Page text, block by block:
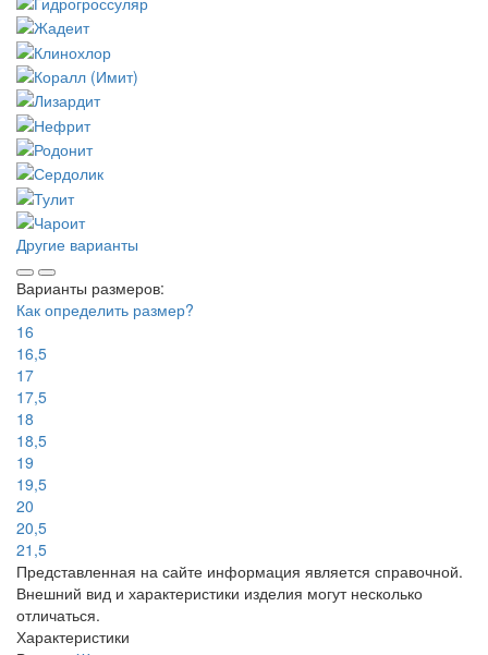
Другие варианты
Варианты размеров:
Как определить размер?
16
16,5
17
17,5
18
18,5
19
19,5
20
20,5
21,5
Представленная на сайте информация является справочной.
Внешний вид и характеристики изделия могут несколько
отличаться.
Характеристики